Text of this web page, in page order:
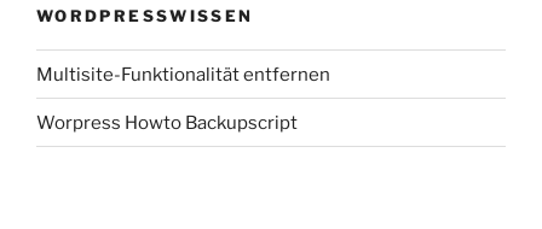
WORDPRESSWISSEN
Multisite-Funktionalität entfernen
Worpress Howto Backupscript